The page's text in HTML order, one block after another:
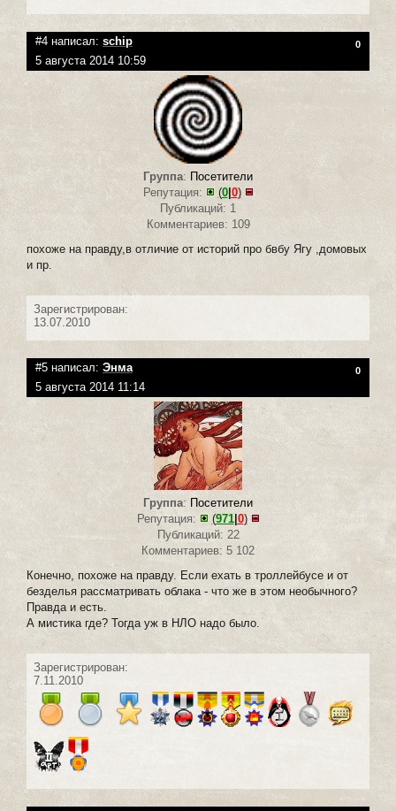
#4 написал: schip 0
5 августа 2014 10:59
Группа: Посетители
Репутация:
(0|0)
Публикаций: 1
Комментариев: 109
похоже на правду,в отличие от историй про бвбу Ягу ,домовых
и пр.
Зарегистрирован:
13.07.2010
#5 написал: Энма 0
5 августа 2014 11:14
Группа: Посетители
Репутация:
(971|0)
Публикаций: 22
Комментариев: 5 102
Конечно, похоже на правду. Если ехать в троллейбусе и от
безделья рассматривать облака - что же в этом необычного?
Правда и есть.
А мистика где? Тогда уж в НЛО надо было.
Зарегистрирован:
7.11.2010